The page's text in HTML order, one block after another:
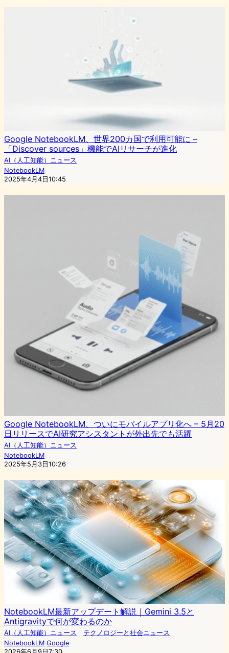
Google NotebookLM、世界200カ国で利用可能に –
「Discover sources」機能でAIリサーチが進化
AI（人工知能）ニュース
NotebookLM
2025年4月4日10:45
Google NotebookLM、ついにモバイルアプリ化へ – 5月20
日リリースでAI研究アシスタントが外出先でも活躍
AI（人工知能）ニュース
NotebookLM
2025年5月3日10:26
NotebookLM最新アップデート解説｜Gemini 3.5と
Antigravityで何が変わるのか
AI（人工知能）ニュース ｜ テクノロジーと社会ニュース
NotebookLM Google